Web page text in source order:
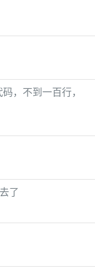
，不到一百行，
了